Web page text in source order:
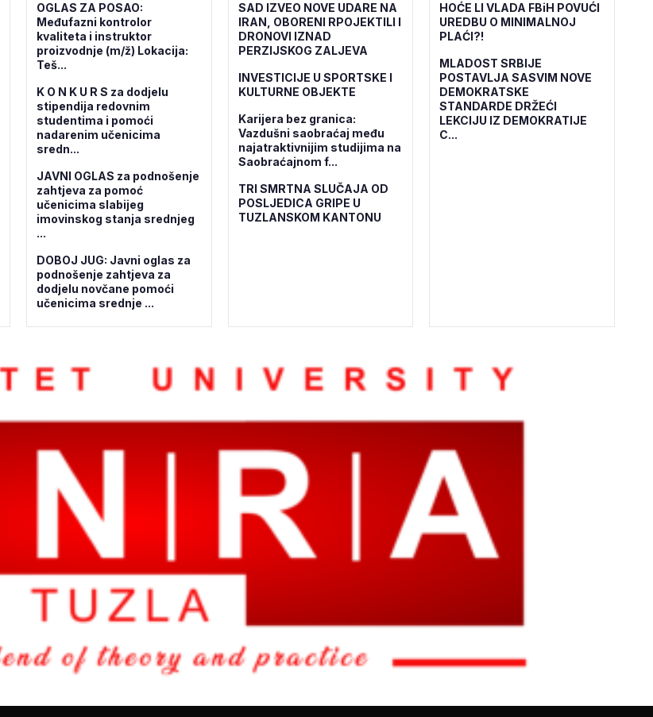
OGLAS ZA POSAO:
Međufazni kontrolor
kvaliteta i instruktor
proizvodnje (m/ž) Lokacija:
Teš...
K O N K U R S za dodjelu
stipendija redovnim
studentima i pomoći
nadarenim učenicima
sredn...
JAVNI OGLAS za podnošenje
zahtjeva za pomoć
učenicima slabijeg
imovinskog stanja srednjeg
...
DOBOJ JUG: Javni oglas za
podnošenje zahtjeva za
dodjelu novčane pomoći
učenicima srednje ...
SAD IZVEO NOVE UDARE NA
IRAN, OBORENI RPOJEKTILI I
DRONOVI IZNAD
PERZIJSKOG ZALJEVA
INVESTICIJE U SPORTSKE I
KULTURNE OBJEKTE
Karijera bez granica:
Vazdušni saobraćaj među
najatraktivnijim studijima na
Saobraćajnom f...
TRI SMRTNA SLUČAJA OD
POSLJEDICA GRIPE U
TUZLANSKOM KANTONU
HOĆE LI VLADA FBiH POVUĆI
UREDBU O MINIMALNOJ
PLAĆI?!
MLADOST SRBIJE
POSTAVLJA SASVIM NOVE
DEMOKRATSKE
STANDARDE DRŽEĆI
LEKCIJU IZ DEMOKRATIJE
C...